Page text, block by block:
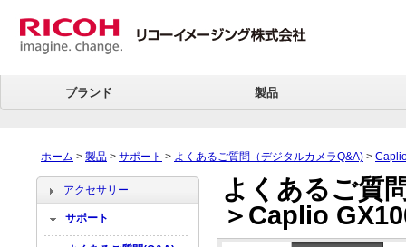
ブランド 製品
ホーム > 製品 > サポート > よくあるご質問（デジタルカメラQ&A) >
よくあるご質
＞Caplio
アクセサリー
サポート